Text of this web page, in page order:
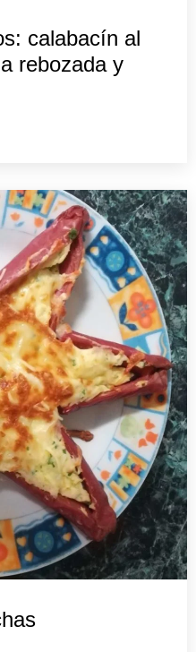
calabacín al
rebozada y